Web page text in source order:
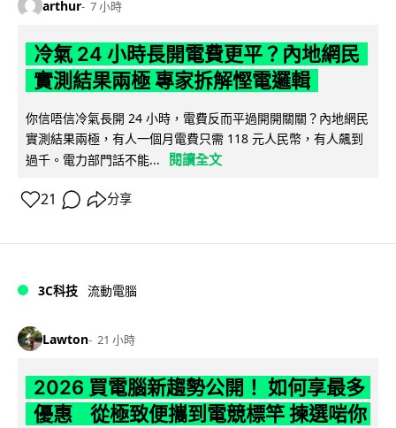
arthur 7 小時
冷氣 24 小時長開電費更平？內地網民
實測結果兩極 專家拆解慳電邏輯
你信唔信冷氣長開 24 小時，電費反而平過開開關關？內地網民
實測結果兩極，有人一個月電費只需 118 元人民幣，有人飆到
過千。電力部門話不能...
閱讀全文
21 分享
3C科技 流動電腦
Lawton 21 小時
2026 買電腦新趨勢公開！ 如何享最多
優惠 從極致便攜到電競標竿 揀選啱你